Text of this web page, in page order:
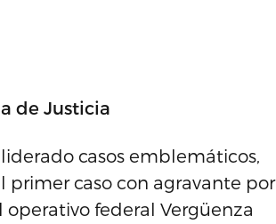
de Justicia
casos emblemáticos,
primer caso con agravante por
federal Vergüenza